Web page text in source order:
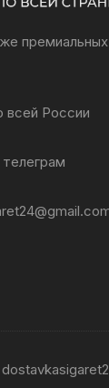
премиальных
всей России